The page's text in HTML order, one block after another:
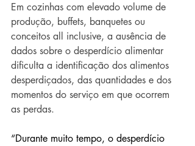
Em cozinhas com elevado volume de
produção, buffets, banquetes ou
conceitos all inclusive, a ausência de
dados sobre o desperdício alimentar
dificulta a identificação dos alimentos
desperdiçados, das quantidades e dos
momentos do serviço em que ocorrem
as perdas.
“Durante muito tempo, o desperdício